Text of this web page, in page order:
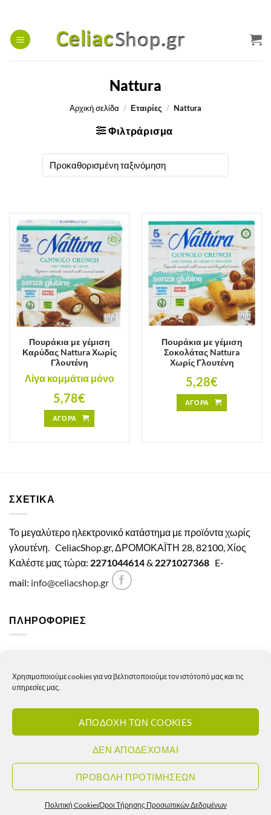
Χρησιμοποιούμε cookies για να βελτιστοποιούμε τον ιστότοπό μας και τις
υπηρεσίες μας.
ΑΠΟΔΟΧΗ ΤΩΝ COOKIES
ΔΕΝ ΑΠΟΔΕΧΟΜΑΙ
ΠΡΟΒΟΛΗ ΠΡΟΤΙΜΗΣΕΩΝ
Πολιτική CookiesΌροι Τήρησης Προσωπικών Δεδομένων
περιεχόμενο
Nattura
Αρχική σελίδα / Εταιρίες / Nattura
Φιλτράρισμα
Πουράκια με γέμιση
Καρύδας Nattura Χωρίς
Γλουτένη
Λίγα κομμάτια μόνο
5,78€
ΑΓΟΡΑ
Πουράκια με γέμιση
Σοκολάτας Nattura
Χωρίς Γλουτένη
5,28€
ΑΓΟΡΑ
ΣΧΕΤΙΚΑ
Το μεγαλύτερο ηλεκτρονικό κατάστημα με προϊόντα χωρίς
γλουτένη. CeliacShop.gr, ΔΡΟΜΟΚΑΪΤΗ 28, 82100, Χίος
Καλέστε μας τώρα: 2271044614& 2271027368 E-
mail: info@celiacshop.gr
ΠΛΗΡΟΦΟΡΙΕΣ
Πολιτική Απορρήτου
Πολιτική επιστροφών – ακυρώσεων
Πολιτική αποστολών
Copyright 2026 ©Celiacshop.gr